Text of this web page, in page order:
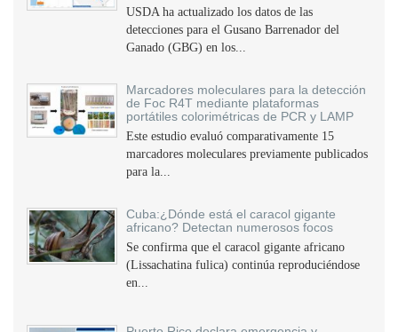
USDA ha actualizado los datos de las
detecciones para el Gusano Barrenador del
Ganado (GBG) en los...
Marcadores moleculares para la detección
de Foc R4T mediante plataformas
portátiles colorimétricas de PCR y LAMP
Este estudio evaluó comparativamente 15
marcadores moleculares previamente publicados
para la...
Cuba:¿Dónde está el caracol gigante
africano? Detectan numerosos focos
Se confirma que el caracol gigante africano
(Lissachatina fulica) continúa reproduciéndose
en...